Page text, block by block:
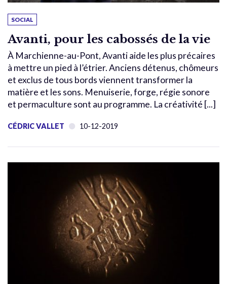
SOCIAL
Avanti, pour les cabossés de la vie
À Marchienne-au-Pont, Avanti aide les plus précaires
à mettre un pied à l’étrier. Anciens détenus, chômeurs
et exclus de tous bords viennent transformer la
matière et les sons. Menuiserie, forge, régie sonore
et permaculture sont au programme. La créativité [...]
CÉDRIC VALLET 10-12-2019